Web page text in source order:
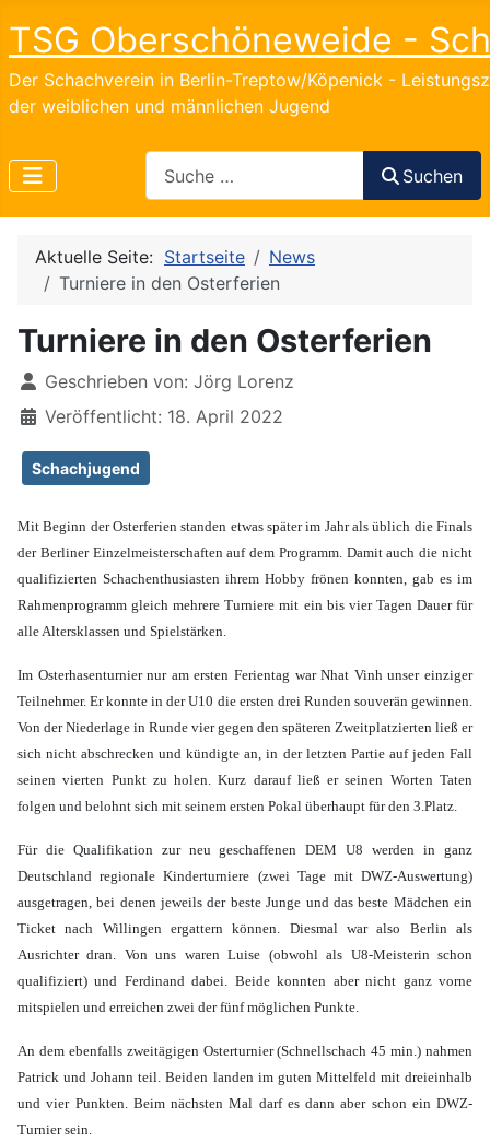
TSG Oberschöneweide -
Der Schachverein in Berlin-Treptow/Köpenick -
der weiblichen und männlichen Jugend
Suchen
Aktuelle Seite: Startseite
News
Turniere in den Osterferien
Turniere in den Osterferien
DetailsGeschrieben von: Jörg Lorenz
Veröffentlicht: 18. April 2022
Schachjugend
Mit Beginn der Osterferien standen etwas später im Jahr als üblich die Finals
der Berliner Einzelmeisterschaften auf dem Programm. Damit auch die nicht
qualifizierten Schachenthusiasten ihrem Hobby frönen konnten, gab es im
Rahmenprogramm gleich mehrere Turniere mit ein bis vier Tagen Dauer für
alle Altersklassen und Spielstärken.
Im Osterhasenturnier nur am ersten Ferientag war Nhat Vinh unser einziger
Teilnehmer. Er konnte in der U10 die ersten drei Runden souverän gewinnen.
Von der Niederlage in Runde vier gegen den späteren Zweitplatzierten ließ er
sich nicht abschrecken und kündigte an, in der letzten Partie auf jeden Fall
seinen vierten Punkt zu holen. Kurz darauf ließ er seinen Worten Taten
folgen und belohnt sich mit seinem ersten Pokal überhaupt für den 3.Platz.
Für die Qualifikation zur neu geschaffenen DEM U8 werden in ganz
Deutschland regionale Kinderturniere (zwei Tage mit DWZ-Auswertung)
ausgetragen, bei denen jeweils der beste Junge und das beste Mädchen ein
Ticket nach Willingen ergattern können. Diesmal war also Berlin als
Ausrichter dran. Von uns waren Luise (obwohl als U8-Meisterin schon
qualifiziert) und Ferdinand dabei. Beide konnten aber nicht ganz vorne
mitspielen und erreichen zwei der fünf möglichen Punkte.
An dem ebenfalls zweitägigen Osterturnier (Schnellschach 45 min.) nahmen
Patrick und Johann teil. Beiden landen im guten Mittelfeld mit dreieinhalb
und vier Punkten. Beim nächsten Mal darf es dann aber schon ein DWZ-
Turnier sein.